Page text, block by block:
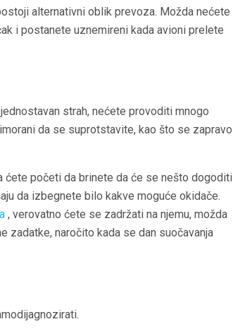
alternativni oblik prevoza. Možda nećete
i postanete uznemireni kada avioni prelete
strah, nećete provoditi mnogo
da se suprotstavite, kao što se zapravo
ćete početi da brinete da će se nešto dogoditi
da izbegnete bilo kakve moguće okidače.
, verovatno ćete se zadržati na njemu, možda
zadatke, naročito kada se dan suočavanja